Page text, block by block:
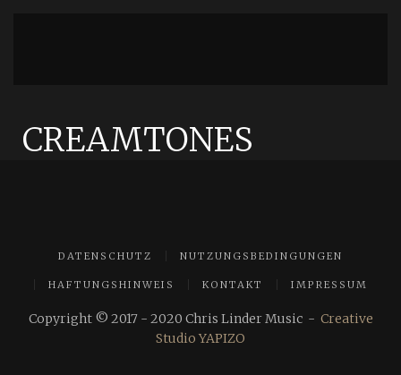
CREAMTONES
DATENSCHUTZ NUTZUNGSBEDINGUNGEN
HAFTUNGSHINWEIS KONTAKT IMPRESSUM
Copyright © 2017 - 2020 Chris Linder Music - Creative
Studio YAPIZO